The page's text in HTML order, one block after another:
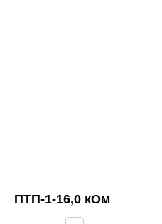
ПТП-1-16,0 кОм